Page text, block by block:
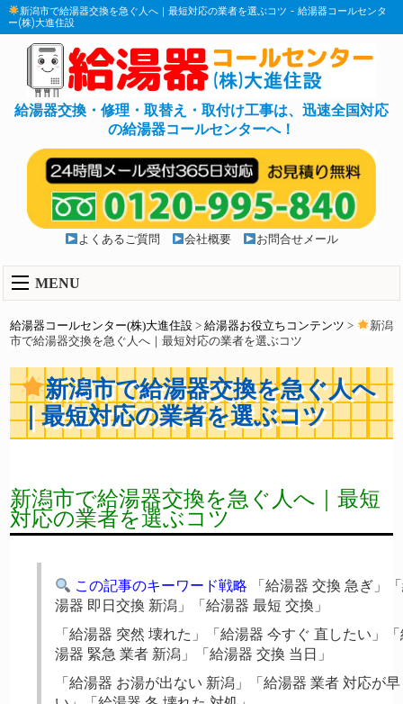
新潟市で給湯器交換を急ぐ人へ｜最短対応の業者を選ぶコツ - 給湯器コールセンタ
ー(株)大進住設
給湯器交換・修理・取替え・取付け工事は、迅速全国対応
の給湯器コールセンターへ！
よくあるご質問 会社概要 お問合せメール
MENU
給湯器コールセンター(株)大進住設 >給湯器お役立ちコンテンツ >
新潟
市で給湯器交換を急ぐ人へ｜最短対応の業者を選ぶコツ
新潟市で給湯器交換を急ぐ人へ
｜最短対応の業者を選ぶコツ
新潟市で給湯器交換を急ぐ人へ｜最短
対応の業者を選ぶコツ
この記事のキーワード戦略
「給湯器 交換 急ぎ」
湯器 即日交換 新潟」「給湯器 最短 交換」
「給湯器 突然 壊れた」「給湯器 今すぐ 直したい」
湯器 緊急 業者 新潟」「給湯器 交換 当日」
「給湯器 お湯が出ない 新潟」「給湯器 業者 対応が早